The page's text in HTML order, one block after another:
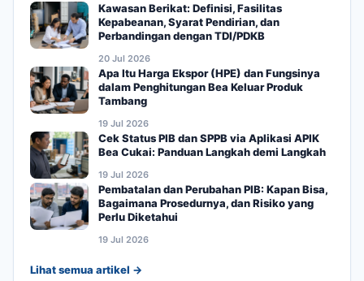
Kawasan Berikat: Definisi, Fasilitas
Kepabeanan, Syarat Pendirian, dan
Perbandingan dengan TDI/PDKB
20 Jul 2026
Apa Itu Harga Ekspor (HPE) dan Fungsinya
dalam Penghitungan Bea Keluar Produk
Tambang
19 Jul 2026
Cek Status PIB dan SPPB via Aplikasi APIK
Bea Cukai: Panduan Langkah demi Langkah
19 Jul 2026
Pembatalan dan Perubahan PIB: Kapan Bisa,
Bagaimana Prosedurnya, dan Risiko yang
Perlu Diketahui
19 Jul 2026
Lihat semua artikel →